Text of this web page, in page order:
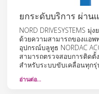
ยกระดับบริการ ผ่า
NORD DRIVESYSTEMS
ด้วยความสามารถของแอพ
อุปกรณ์บลูทูธ NORDAC
สามารถตรวจสอบการติด
สำหรับระบบขับเคลื่อนทุก
อ่านต่อ…